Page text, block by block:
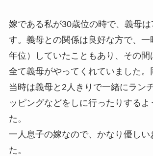
嫁である私が30歳位の時で、義母
す。義母との関係は良好な方で、一
年位）していたこともあり、その間
全て義母がやってくれていました。
当時は義母と2人きりで一緒にラン
ッピングなどをしに行ったりするよ
た。
一人息子の嫁なので、かなり優しい
た。